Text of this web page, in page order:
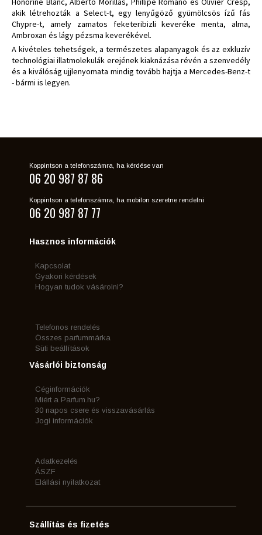
akik létrehozták a Select-t, egy lenyűgöző gyümölcsös ízű fás
Chypre-t, amely zamatos feketeribizli keveréke menta, alma,
Ambroxan és lágy pézsma keverékével.
A kivételes tehetségek, a természetes alapanyagok és az exkluzív
technológiai illatmolekulák erejének kiaknázása révén a szenvedély
és a kiválóság ujjlenyomata mindig tovább hajtja a Mercedes-Benz-t
- bármi is legyen.
Koppintson a telefonszámra, ha kérdése van
06 20 987 87 86
Koppintson a telefonszámra, ha mobilon szeretne rendelni
06 20 987 87 77
Hasznos információk
Kapcsolat
Gyakori kérdések
Hogyan tudok vásárolni?
Telefonos rendelés
Összes parfummárka
Süti beállítások
Vásárlói biztonság
Céginformációk
Miért a Parfum.hu?
30 napos csere és visszavásárlás
Jogi információk
Adatkezelés
ÁSZF
Elállási nyilatkozat
Szállítás és fizetés